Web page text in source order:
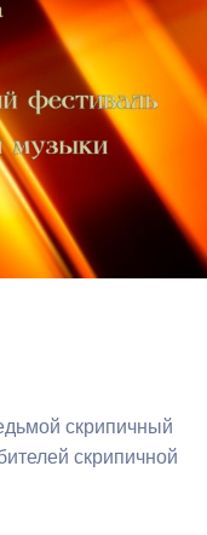
скрипичный
скрипичной